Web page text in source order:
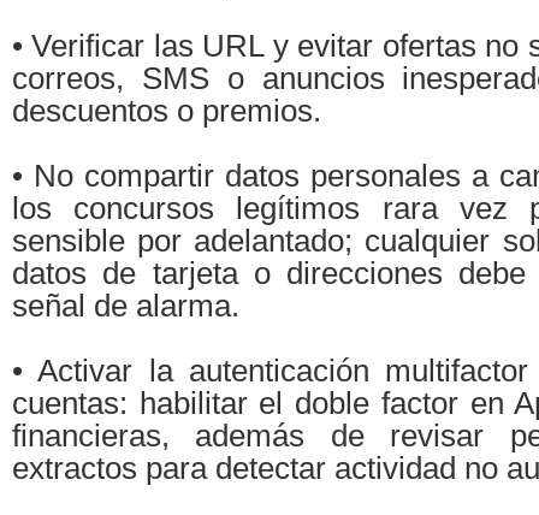
• Verificar las URL y evitar ofertas no
correos, SMS o anuncios
descuentos o premios.
• No compartir datos personales a
los concursos legítimos rara vez
sensible por adelantado; cualquier
datos de tarjeta o direcciones debe
señal de alarma.
• Activar la autenticación
cuentas: habilitar el doble factor en
financieras, además de revisar
extractos para detectar actividad no